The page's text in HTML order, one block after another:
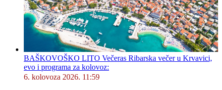
BAŠKOVOŠKO LITO Večeras Ribarska večer u Krvavici,
evo i programa za kolovoz:
6. kolovoza 2026. 11:59